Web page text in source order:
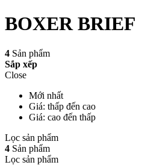
BOXER BRIEF
4 Sản phẩm
Sắp xếp
Close
Mới nhất
Giá: thấp đến cao
Giá: cao đến thấp
Lọc sản phẩm
4 Sản phẩm
Lọc sản phẩm